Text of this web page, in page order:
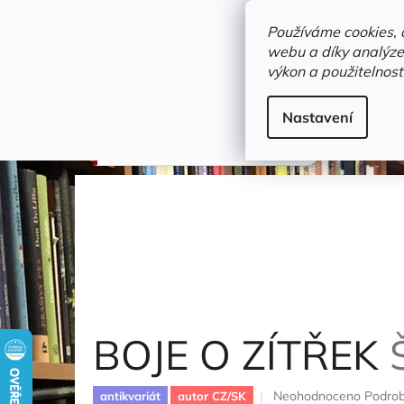
Používáme
webu a díky
výkon a
Nastavení
Novinky Trvalky a
Šalda F. X.
BOJE O ZÍTŘEK
antikvariát autor CZ/SK
Průměrné
Neohodnoceno